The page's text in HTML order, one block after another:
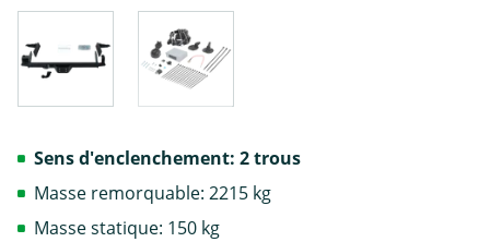
Sens d'enclenchement: 2 trous
Masse remorquable: 2215 kg
Masse statique: 150 kg